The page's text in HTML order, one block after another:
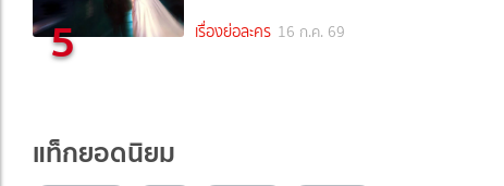
5 เรื่องย่อละคร 16 ก.ค. 69
แท็กยอดนิยม